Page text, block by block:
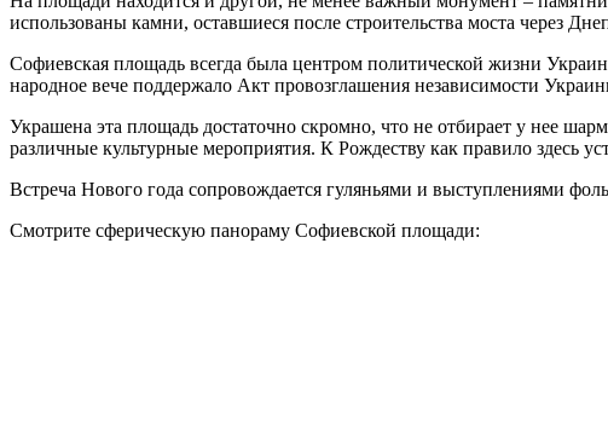
использованы камни, оставшиеся после строительства моста через
Софиевская площадь всегда была центром политической жизни
народное вече поддержало Акт провозглашения независимости
Украшена эта площадь достаточно скромно, что не отбирает у нее
различные культурные мероприятия. К Рождеству как правило здесь
Встреча Нового года сопровождается гуляньями и выступлениями
Смотрите сферическую панораму Софиевской площади: